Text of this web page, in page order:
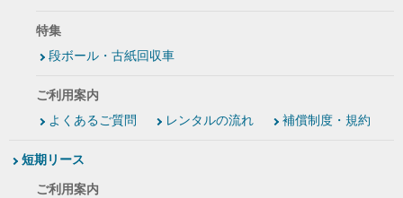
特集
段ボール・古紙回収車
ご利用案内
よくあるご質問
レンタルの流れ 補償制度・規約
短期リース
ご利用案内